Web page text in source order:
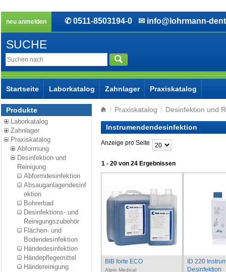
neu anmelden ✆ 0511-8503194-0 ✉ info@lohrmann-
SUCHE
Startseite Laborkatalog Zahnlager Praxiskatalog
Produkte
Laborkatalog
Zahnlager
Praxiskatalog
Abformung
Desinfektion und
Reinigung
Abformdesinfektion
Absauganlagendesinf
ektion
Bohrerbad
Desinfektions- und
Reinigungszubehör
Flächen- und
Bodendesinfektion
Händedesinfektion
Händepflegemittel
Händereinigung
Praxiskatalog Desinfektion und
Instrumendendesinfektion
Anzeige pro Seite
1 - 20 von 24 Ergebnissen
BIB forte ECO
Alpro Medical
ID 220
Desinfektion